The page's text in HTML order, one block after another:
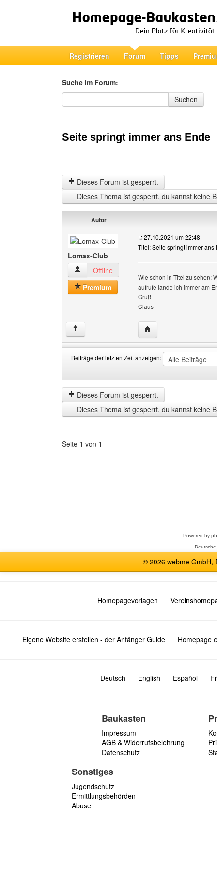
Registrieren Forum Tipps
Suche im Forum:
Suche im Forum
Suchen
Seite springt immer ans Ende
Dieses Forum ist gesperrt.
Dieses Thema ist gesperrt, du kannst keine
Autor
Lomax-Club
Lomax-Club Benutzer-Profile anzeigen
Offline
Premium
27.10.2021 um 22:48
Titel: Seite springt immer ans
Wie schon in Titel zu sehen:
aufrufe lande ich immer am
Gruß
Claus
↑ Website dieses
Beiträge der letzten Zeit anzeigen:
der
letzten
Zeit
anzeigen
by
Dieses Forum ist gesperrt.
Dieses Thema ist gesperrt, du kannst keine
Seite 1 von 1
Powered by
© 2026 webme GmbH,
Homepagevorlagen
Eigene Website erstellen - der Anfänger Guide Homepage
Deutsch English Español
Baukasten
Impressum
AGB & Widerrufsbelehrung
Datenschutz
Sonstiges
Jugendschutz
Ermittlungsbehörden
Abuse